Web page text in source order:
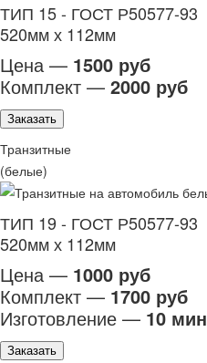
ТИП 15 - ГОСТ Р50577-93
520мм х 112мм
Цена — 1500 руб
Комплект — 2000 руб
Заказать
Транзитные
(белые)
ТИП 19 - ГОСТ Р50577-93
520мм х 112мм
Цена — 1000 руб
Комплект — 1700 руб
Изготовление — 10 мин
Заказать